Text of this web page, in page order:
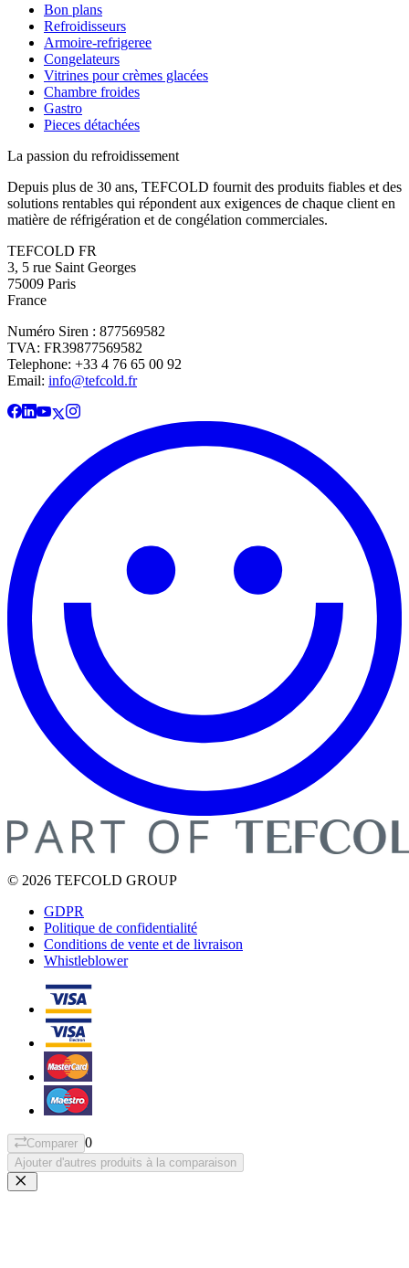
Bon plans
Refroidisseurs
Armoire-refrigeree
Congelateurs
Vitrines pour crèmes glacées
Chambre froides
Gastro
Pieces détachées
La passion du refroidissement
Depuis plus de 30 ans, TEFCOLD fournit des produits fiables et des
solutions rentables qui répondent aux exigences de chaque client en
matière de réfrigération et de congélation commerciales.
TEFCOLD FR
3, 5 rue Saint Georges
75009 Paris
France
Numéro Siren : 877569582
TVA: FR39877569582
Telephone: +33 4 76 65 00 92
Email: info@tefcold.fr
© 2026 TEFCOLD GROUP
GDPR
Politique de confidentialité
Conditions de vente et de livraison
Whistleblower
Comparer 0
Ajouter d'autres produits à la comparaison